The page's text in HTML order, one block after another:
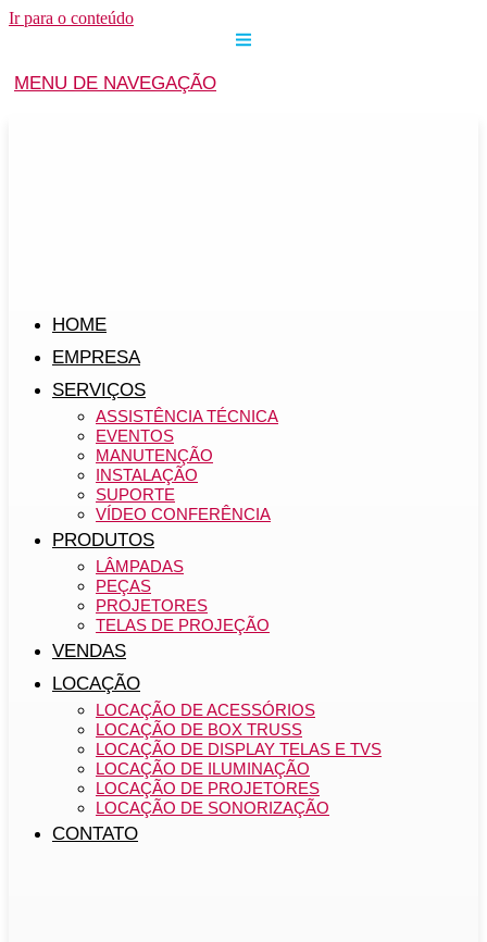
Ir para o conteúdo
MENU DE NAVEGAÇÃO
HOME
EMPRESA
SERVIÇOS
ASSISTÊNCIA TÉCNICA
EVENTOS
MANUTENÇÃO
INSTALAÇÃO
SUPORTE
VÍDEO CONFERÊNCIA
PRODUTOS
LÂMPADAS
PEÇAS
PROJETORES
TELAS DE PROJEÇÃO
VENDAS
LOCAÇÃO
LOCAÇÃO DE ACESSÓRIOS
LOCAÇÃO DE BOX TRUSS
LOCAÇÃO DE DISPLAY TELAS E TVS
LOCAÇÃO DE ILUMINAÇÃO
LOCAÇÃO DE PROJETORES
LOCAÇÃO DE SONORIZAÇÃO
CONTATO